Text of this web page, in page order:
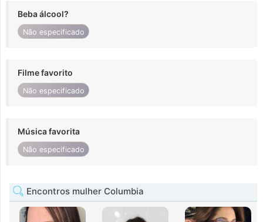
Beba álcool?
Não especificado
Filme favorito
Não especificado
Música favorita
Não especificado
Encontros mulher Columbia